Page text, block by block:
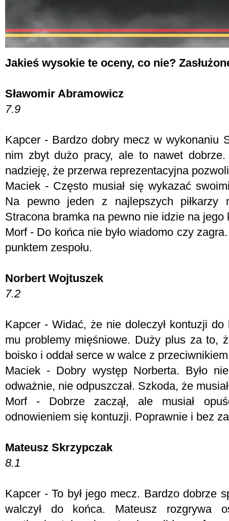
Jakieś wysokie te oceny, co nie?
Sławomir Abramowicz
7.9
Kapcer - Bardzo dobry mecz w wykonaniu
nim zbyt dużo pracy, ale to nawet
nadzieję, że przerwa reprezentacyjna
Maciek - Często musiał się wykazać
Na pewno jeden z najlepszych
Stracona bramka na pewno nie idzie na jego
Morf - Do końca nie było wiadomo czy zagra.
punktem zespołu.
Norbert Wojtuszek
7.2
Kapcer - Widać, że nie doleczył kontuzji do
mu problemy mięśniowe. Duży plus za to,
boisko i oddał serce w walce z
Maciek - Dobry występ Norberta. Było
odważnie, nie odpuszczał. Szkoda, że
Morf - Dobrze zaczął, ale musiał
odnowieniem się kontuzji. Poprawnie i bez
Mateusz Skrzypczak
8.1
Kapcer - To był jego mecz. Bardzo dobrze
walczył do końca. Mateusz rozgrywa